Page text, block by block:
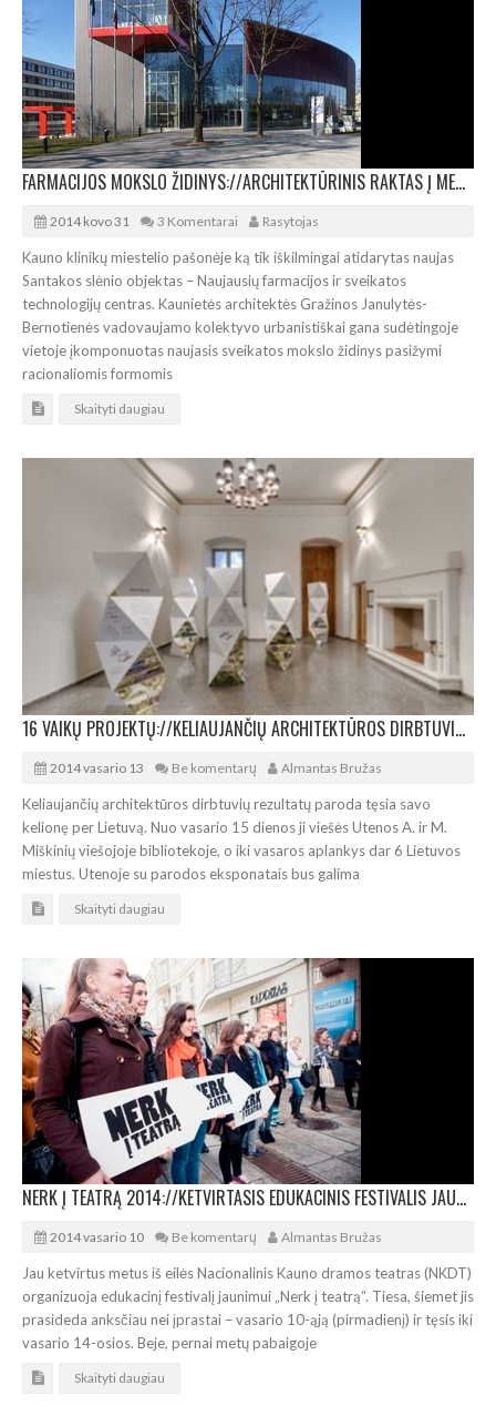
FARMACIJOS MOKSLO ŽIDINYS://ARCHITEKTŪRINIS RAKTAS Į MEDICINOS PAŽANGĄ
2014 kovo 31 3 Komentarai Rasytojas
Kauno klinikų miestelio pašonėje ką tik iškilmingai atidarytas naujas
Santakos slėnio objektas – Naujausių farmacijos ir sveikatos
technologijų centras. Kaunietės architektės Gražinos Janulytės-
Bernotienės vadovaujamo kolektyvo urbanistiškai gana sudėtingoje
vietoje įkomponuotas naujasis sveikatos mokslo židinys pasižymi
racionaliomis formomis
Skaityti daugiau
16 VAIKŲ PROJEKTŲ://KELIAUJANČIŲ ARCHITEKTŪROS DIRBTUVIŲ PARODA UTENOJE
2014 vasario 13 Be komentarų Almantas Bružas
Keliaujančių architektūros dirbtuvių rezultatų paroda tęsia savo
kelionę per Lietuvą. Nuo vasario 15 dienos ji viešės Utenos A. ir M.
Miškinių viešojoje bibliotekoje, o iki vasaros aplankys dar 6 Lietuvos
miestus. Utenoje su parodos eksponatais bus galima
Skaityti daugiau
NERK Į TEATRĄ 2014://KETVIRTASIS EDUKACINIS FESTIVALIS JAUNIMUI KAUNE
2014 vasario 10 Be komentarų Almantas Bružas
Jau ketvirtus metus iš eilės Nacionalinis Kauno dramos teatras (NKDT)
organizuoja edukacinį festivalį jaunimui „Nerk į teatrą“. Tiesa, šiemet jis
prasideda anksčiau nei įprastai – vasario 10-ąją (pirmadienį) ir tęsis iki
vasario 14-osios. Beje, pernai metų pabaigoje
Skaityti daugiau